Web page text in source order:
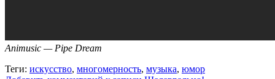
Animusic — Pipe Dream
Теги: искусство, многомерность, музыка, юмор